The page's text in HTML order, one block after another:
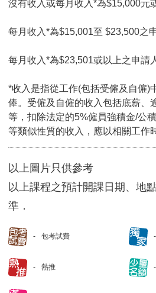
沒有收入或每月收入*為$15,000元
每月收入*為$15,001至 $23,500之
每月收入*為$23,501或以上之申請
*收入是指從工作(包括受僱及自僱)
俸。受僱及自僱的收入包括底薪、
等，扣除法定的5%僱員強積金/公
等類似性質的收入，應以相關工作
以上圖片只供參考
以上課程之預計開課日期、地
準．
包考試費
熱推